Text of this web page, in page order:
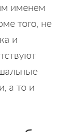
именем
того, не
и
а то и